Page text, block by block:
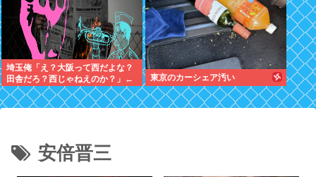
埼玉俺「え？大阪って西だよな？
田舎だろ？西じゃねえのか？」←
これさぁ
東京のカーシェア汚い
安倍晋三